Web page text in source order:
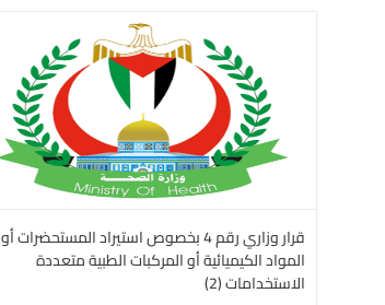
قرار وزاري رقم 4 بخصوص استيراد المستحضرات أو
المواد الكيميائية أو المركبات الطبية متعددة
الاستخدامات (2)